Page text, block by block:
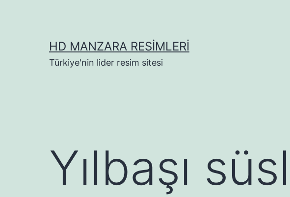
HD MANZARA RESIMLERI
Türkiye'nin lider resim sitesi
Yılbaşı